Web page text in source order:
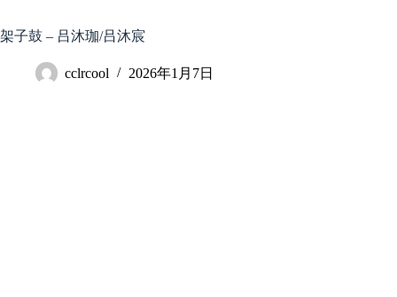
至
内
架子鼓 – 吕沐珈/吕沐宸
cclrcool 2026年1月7日